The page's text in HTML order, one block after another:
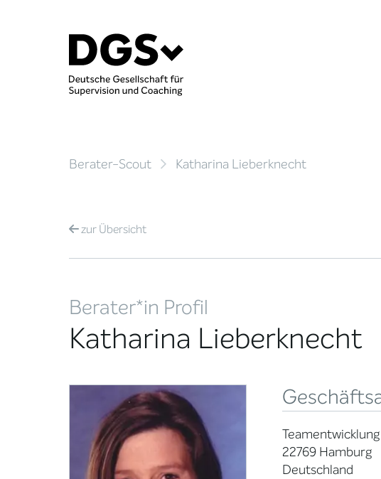
Berater-Scout Katharina Lieberknecht
zurÜbersicht
Berater*in Profil
Katharina Lieberknecht
22769 Hamburg
Deutschland